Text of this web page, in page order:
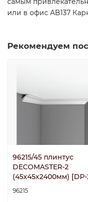
или в офис AB137
Рекомендуем
96215/45 плинтус
DECOMASTER-2
(45х45х2400мм) [DP-
96215